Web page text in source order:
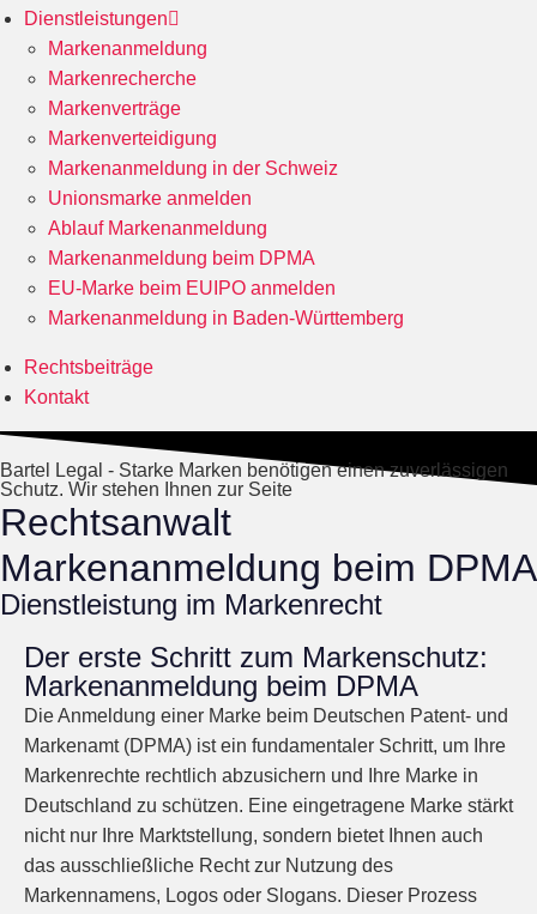
Dienstleistungen
Markenanmeldung
Markenrecherche
Markenverträge
Markenverteidigung
Markenanmeldung in der Schweiz
Unionsmarke anmelden
Ablauf Markenanmeldung
Markenanmeldung beim DPMA
EU-Marke beim EUIPO anmelden
Markenanmeldung in Baden-Württemberg
Rechtsbeiträge
Kontakt
Bartel Legal - Starke Marken benötigen einen zuverlässigen
Schutz. Wir stehen Ihnen zur Seite
Rechtsanwalt
Markenanmeldung beim DPMA
Dienstleistung im Markenrecht
Der erste Schritt zum Markenschutz:
Markenanmeldung beim DPMA
Die Anmeldung einer Marke beim Deutschen Patent- und
Markenamt (DPMA) ist ein fundamentaler Schritt, um Ihre
Markenrechte rechtlich abzusichern und Ihre Marke in
Deutschland zu schützen. Eine eingetragene Marke stärkt
nicht nur Ihre Marktstellung, sondern bietet Ihnen auch
das ausschließliche Recht zur Nutzung des
Markennamens, Logos oder Slogans. Dieser Prozess